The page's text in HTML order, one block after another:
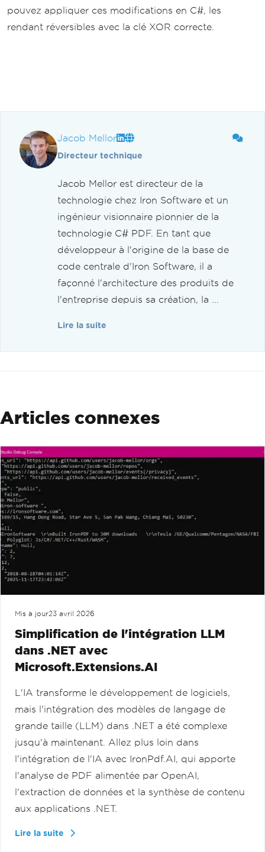
pouvez appliquer ces modifications en C#, les
rendant réversibles avec la clé XOR correcte.
Jacob Mellor
Directeur technique
Jacob Mellor est directeur de la
technologie chez Iron Software et un
ingénieur visionnaire pionnier de la
technologie C# PDF. En tant que
développeur à l'origine de la base de
code centrale d'Iron Software, il a
façonné l'architecture des produits de
l'entreprise depuis sa création, la ...
Lire la suite
Articles connexes
Mis à jour23 avril 2026
Simplification de l'intégration LLM
dans .NET avec
Microsoft.Extensions.AI
L'IA transforme le développement de logiciels,
mais l'intégration des modèles de langage de
grande taille (LLM) dans .NET a été complexe
jusqu'à maintenant. Allez plus loin dans
l'intégration de l'IA avec IronPdf.AI, qui apporte
l'analyse de PDF alimentée par OpenAI,
l'extraction de données et la synthèse de contenu
aux applications .NET.
Lire la suite